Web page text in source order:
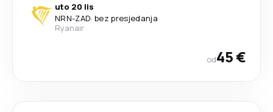
uto 20 lis
NRN-ZAD· bez presjedanja
Ryanair
od45 €